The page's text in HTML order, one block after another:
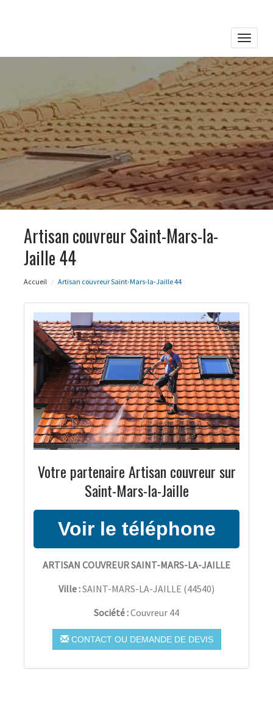
Toggle
Artisan couvreur Saint-Mars-la-
Jaille 44
Accueil Artisan couvreur Saint-Mars-la-Jaille 44
Votre partenaire Artisan couvreur sur
Saint-Mars-la-Jaille
ARTISAN COUVREUR SAINT-MARS-LA-JAILLE
Ville :SAINT-MARS-LA-JAILLE (44540)
Société :Couvreur 44
CONTACT OU DEMANDE DE DEVIS